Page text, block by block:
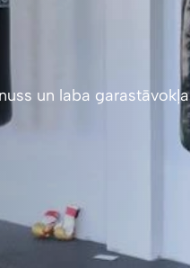
un laba garastāvokļa